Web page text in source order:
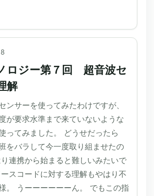
ロジー第７回 超音波セ
解
ンサーを使ってみたわけですが、
が要求水準まで来ていないような
ってみました。 どうせだったら
をバラして今一度取り組ませたの
連携から始まると難しいみたいで
スコードに対する理解もやはり不
。 うーーーーーーん。 でもこの指